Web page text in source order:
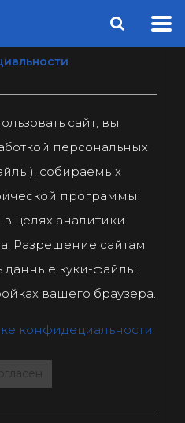
сайт, вы
персональных
собираемых
программы
целях аналитики
Разрешение сайтам
данные куки-файлы
вашего браузера.
конфидециальности